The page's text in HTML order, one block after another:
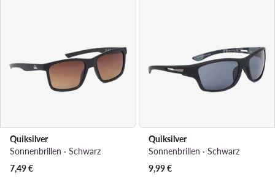
Quiksilver
Sonnenbrillen · Schwarz
7,49€
Quiksilver
Sonnenbrillen · Schwarz
9,99€